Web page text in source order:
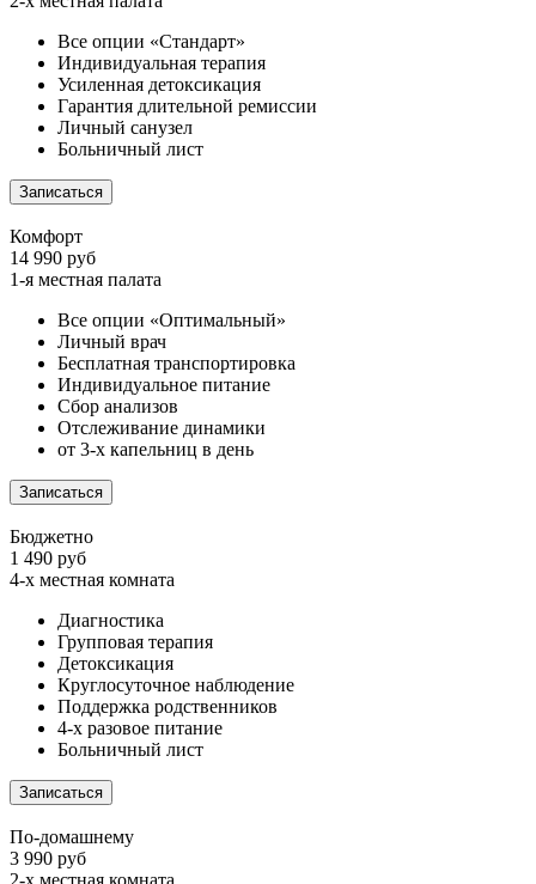
Все опции «Стандарт»
Индивидуальная терапия
Усиленная детоксикация
Гарантия длительной ремиссии
Личный санузел
Больничный лист
Записаться
Комфорт
14 990 руб
1-я местная палата
Все опции «Оптимальный»
Личный врач
Бесплатная транспортировка
Индивидуальное питание
Сбор анализов
Отслеживание динамики
от 3-х капельниц в день
Записаться
Бюджетно
1 490 руб
4-х местная комната
Диагностика
Групповая терапия
Детоксикация
Круглосуточное наблюдение
Поддержка родственников
4-х разовое питание
Больничный лист
Записаться
По-домашнему
3 990 руб